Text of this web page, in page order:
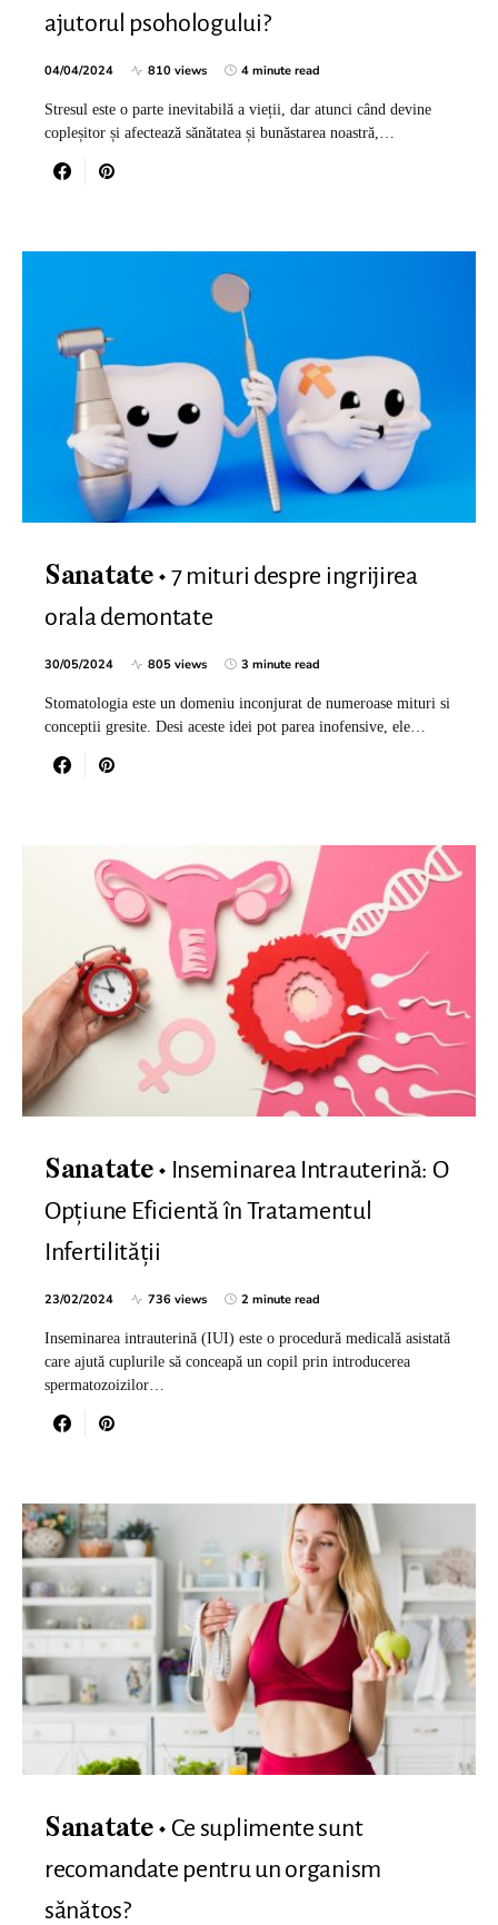
ajutorul psohologului?
04/04/2024 810 views 4 minute read
Stresul este o parte inevitabilă a vieții, dar atunci când devine
copleșitor și afectează sănătatea și bunăstarea noastră,…
Sanatate
7 mituri despre ingrijirea
orala demontate
30/05/2024 805 views 3 minute read
Stomatologia este un domeniu inconjurat de numeroase mituri si
conceptii gresite. Desi aceste idei pot parea inofensive, ele…
Sanatate
Inseminarea Intrauterină: O
Opțiune Eficientă în Tratamentul
Infertilității
23/02/2024 736 views 2 minute read
Inseminarea intrauterină (IUI) este o procedură medicală asistată
care ajută cuplurile să conceapă un copil prin introducerea
spermatozoizilor…
Sanatate
Ce suplimente sunt
recomandate pentru un organism
sănătos?